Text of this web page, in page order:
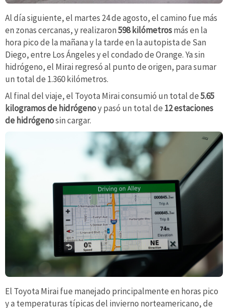
Al día siguiente, el martes 24 de agosto, el camino fue más
en zonas cercanas, y realizaron598 kilómetrosmás en la
hora pico de la mañana y la tarde en la autopista de San
Diego, entre Los Ángeles y el condado de Orange. Ya sin
hidrógeno, el Mirai regresó al punto de origen, para sumar
un total de 1.360 kilómetros.
Al final del viaje, el Toyota Mirai consumió un total de5.65
kilogramos de hidrógenoy pasó un total de 12 estaciones
de hidrógenosin cargar.
El Toyota Mirai fue manejado principalmente en horas pico
y a temperaturas típicas del invierno norteamericano, de